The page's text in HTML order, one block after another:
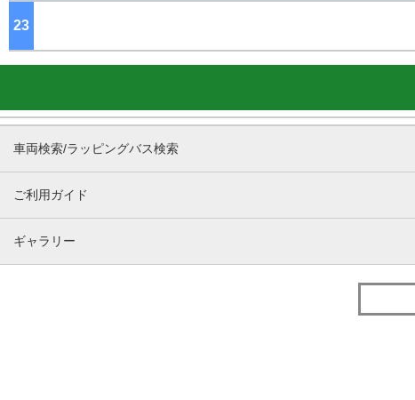
23
車両検索/ラッピングバス検索
ご利用ガイド
ギャラリー